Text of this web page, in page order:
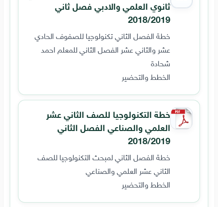
ثانوي العلمي والادبي فصل ثاني
2018/2019
خطة الفصل الثاني تكنولوجيا للصفوف الحادي
عشر والثاني عشر الفصل الثاني للمعلم احمد
شحادة
الخطط والتحضير
خطة التكنولوجيا للصف الثاني عشر
العلمي والصناعي الفصل الثاني
2018/2019
خطة الفصل الثاني لمبحث التكنولوجيا للصف
الثاني عشر العلمي والصناعي
الخطط والتحضير